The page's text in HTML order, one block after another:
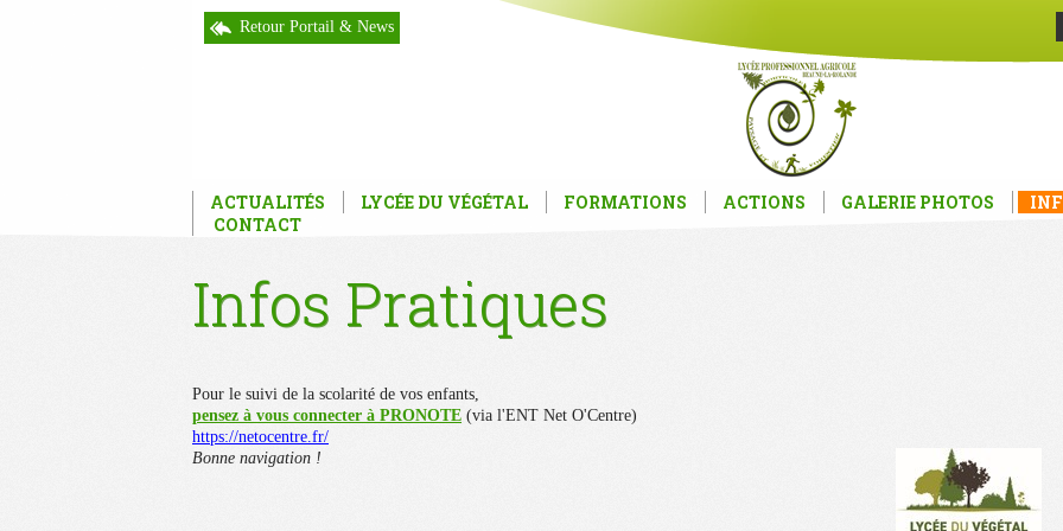
Retour Portail & News
ACTUALITÉS LYCÉE DU VÉGÉTAL FORMATIONS ACTIONS GALERIE PHOTOS
CONTACT
Infos Pratiques
Pour le suivi de la scolarité de vos enfants,
pensez à vous connecter à PRONOTE (via l'ENT Net
https://netocentre.fr/
Bonne navigation !